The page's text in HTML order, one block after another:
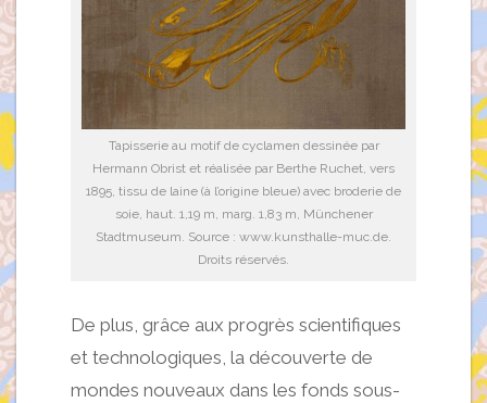
Tapisserie au motif de cyclamen dessinée par
Hermann Obrist et réalisée par Berthe Ruchet, vers
1895, tissu de laine (à l’origine bleue) avec broderie de
soie, haut. 1,19 m, marg. 1,83 m, Münchener
Stadtmuseum. Source : www.kunsthalle-muc.de.
Droits réservés.
De plus, grâce aux progrès scientifiques
et technologiques, la découverte de
mondes nouveaux dans les fonds sous-